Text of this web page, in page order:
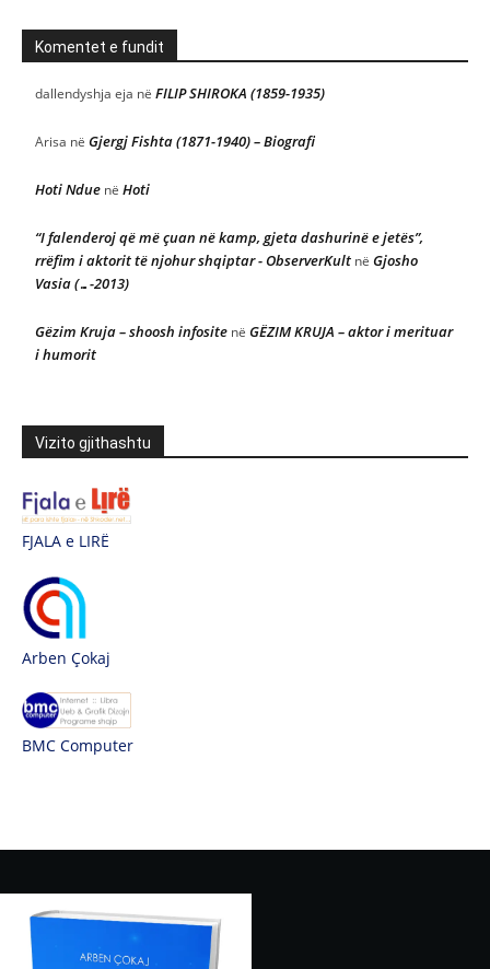
Komentet e fundit
dallendyshja eja në FILIP SHIROKA (1859-1935)
Arisa në Gjergj Fishta (1871-1940) – Biografi
Hoti Ndue në Hoti
“I falenderoj që më çuan në kamp, gjeta dashurinë e jetës”,
rrëfim i aktorit të njohur shqiptar - ObserverKult në Gjosho
Vasia (…-2013)
Gëzim Kruja – shoosh infosite në GËZIM KRUJA – aktor i merituar
i humorit
Vizito gjithashtu
FJALA e LIRË
Arben Çokaj
BMC Computer